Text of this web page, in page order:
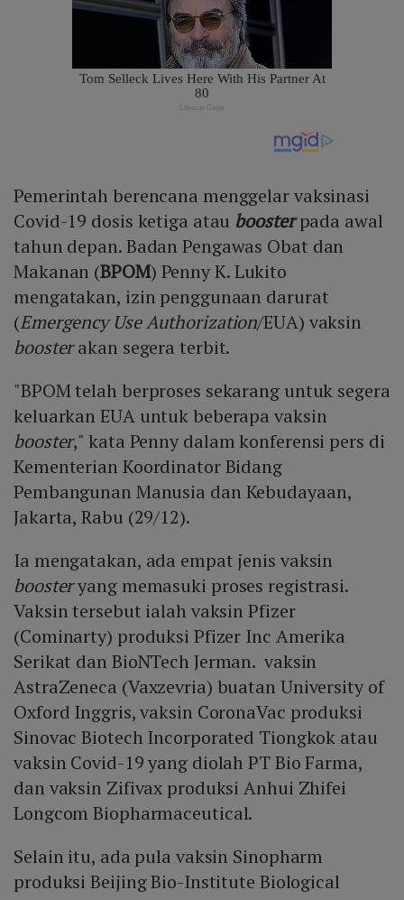
Pemerintah berencana menggelar vaksinasi
Covid-19 dosis ketiga atau boosterpada awal
tahun depan. Badan Pengawas Obat dan
Makanan (BPOM) Penny K. Lukito
mengatakan, izin penggunaan darurat
(Emergency Use Authorization/EUA) vaksin
boosterakan segera terbit.
"BPOM telah berproses sekarang untuk segera
keluarkan EUA untuk beberapa vaksin
booster," kata Penny dalam konferensi pers di
Kementerian Koordinator Bidang
Pembangunan Manusia dan Kebudayaan,
Jakarta, Rabu (29/12).
Ia mengatakan, ada empat jenis vaksin
boosteryang memasuki proses registrasi.
Vaksin tersebut ialah vaksin Pfizer
(Cominarty) produksi Pfizer Inc Amerika
Serikat dan BioNTech Jerman. vaksin
AstraZeneca (Vaxzevria) buatan University of
Oxford Inggris, vaksin CoronaVac produksi
Sinovac Biotech Incorporated Tiongkok atau
vaksin Covid-19 yang diolah PT Bio Farma,
dan vaksin Zifivax produksi Anhui Zhifei
Longcom Biopharmaceutical.
Selain itu, ada pula vaksin Sinopharm
produksi Beijing Bio-Institute Biological